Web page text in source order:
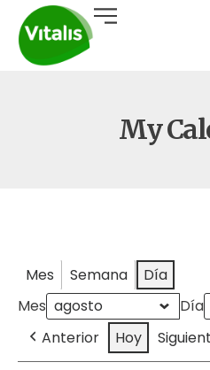
My
Mes Semana
Día
Mes
Día
Anterior
Hoy